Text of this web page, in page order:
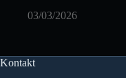
03/03/2026
Kontakt